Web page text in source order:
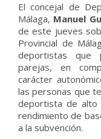
El concejal de
Málaga, Manuel
de este jueves
Provincial de
deportistas que
parejas, en
carácter
las personas que
deportista de alto
rendimiento de
a la subvención.